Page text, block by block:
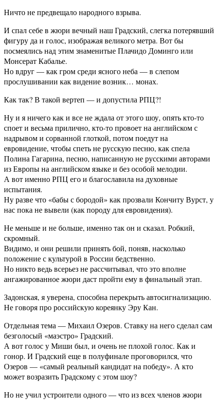
Ничто не предвещало народного взрыва.
И спал себе в жюри вечный наш Градский, слегка потерявший
фигуру да и голос, изображая великого метра. Вот бы
посмеялись над этим знаменитые Плачидо Доминго или
Монсерат Кабалье.
Но вдруг — как гром среди ясного неба — в слепом
прослушивании как видение возник… монах.
Как так? В такой вертеп — и допустила РПЦ?!
Ну и я ничего как и все не ждала от этого шоу, опять кто-то
споет и весьма прилично, кто-то провоет на английском с
надрывом и сорванной глоткой, потом поедут на
евровидение, чтобы спеть не русскую песню, как спела
Полина Гагарина, песню, написанную не русскими авторами
из Европы на английском языке и без особой мелодии.
А вот именно РПЦ его и благославила на духовные
испытания.
Ну разве что «бабы с бородой» как прозвали Кончиту Вурст, у
нас пока не вывели (как породу для евровидения).
Не меньше и не больше, именно так он и сказал. Робкий,
скромный.
Видимо, и они решили принять бой, поняв, насколько
положение с культурой в России бедственно.
Но никто ведь всерьез не рассчитывал, что это вполне
ангажированное жюри даст пройти ему в финальный этап.
Задонская, я уверена, способна перекрыть автосигнализацию.
Не говоря про российскую кореянку Эру Кан.
Отдельная тема — Михаил Озеров. Ставку на него сделал сам
безголосый «маэстро» Градский.
А вот голос у Миши был, и очень не плохой голос. Как и
гонор. И Градский еще в полуфинале проговорился, что
Озеров — «самый реальный кандидат на победу». А кто
может возразить Градскому с этом шоу?
Но не учил устроители одного — что из всех членов жюри